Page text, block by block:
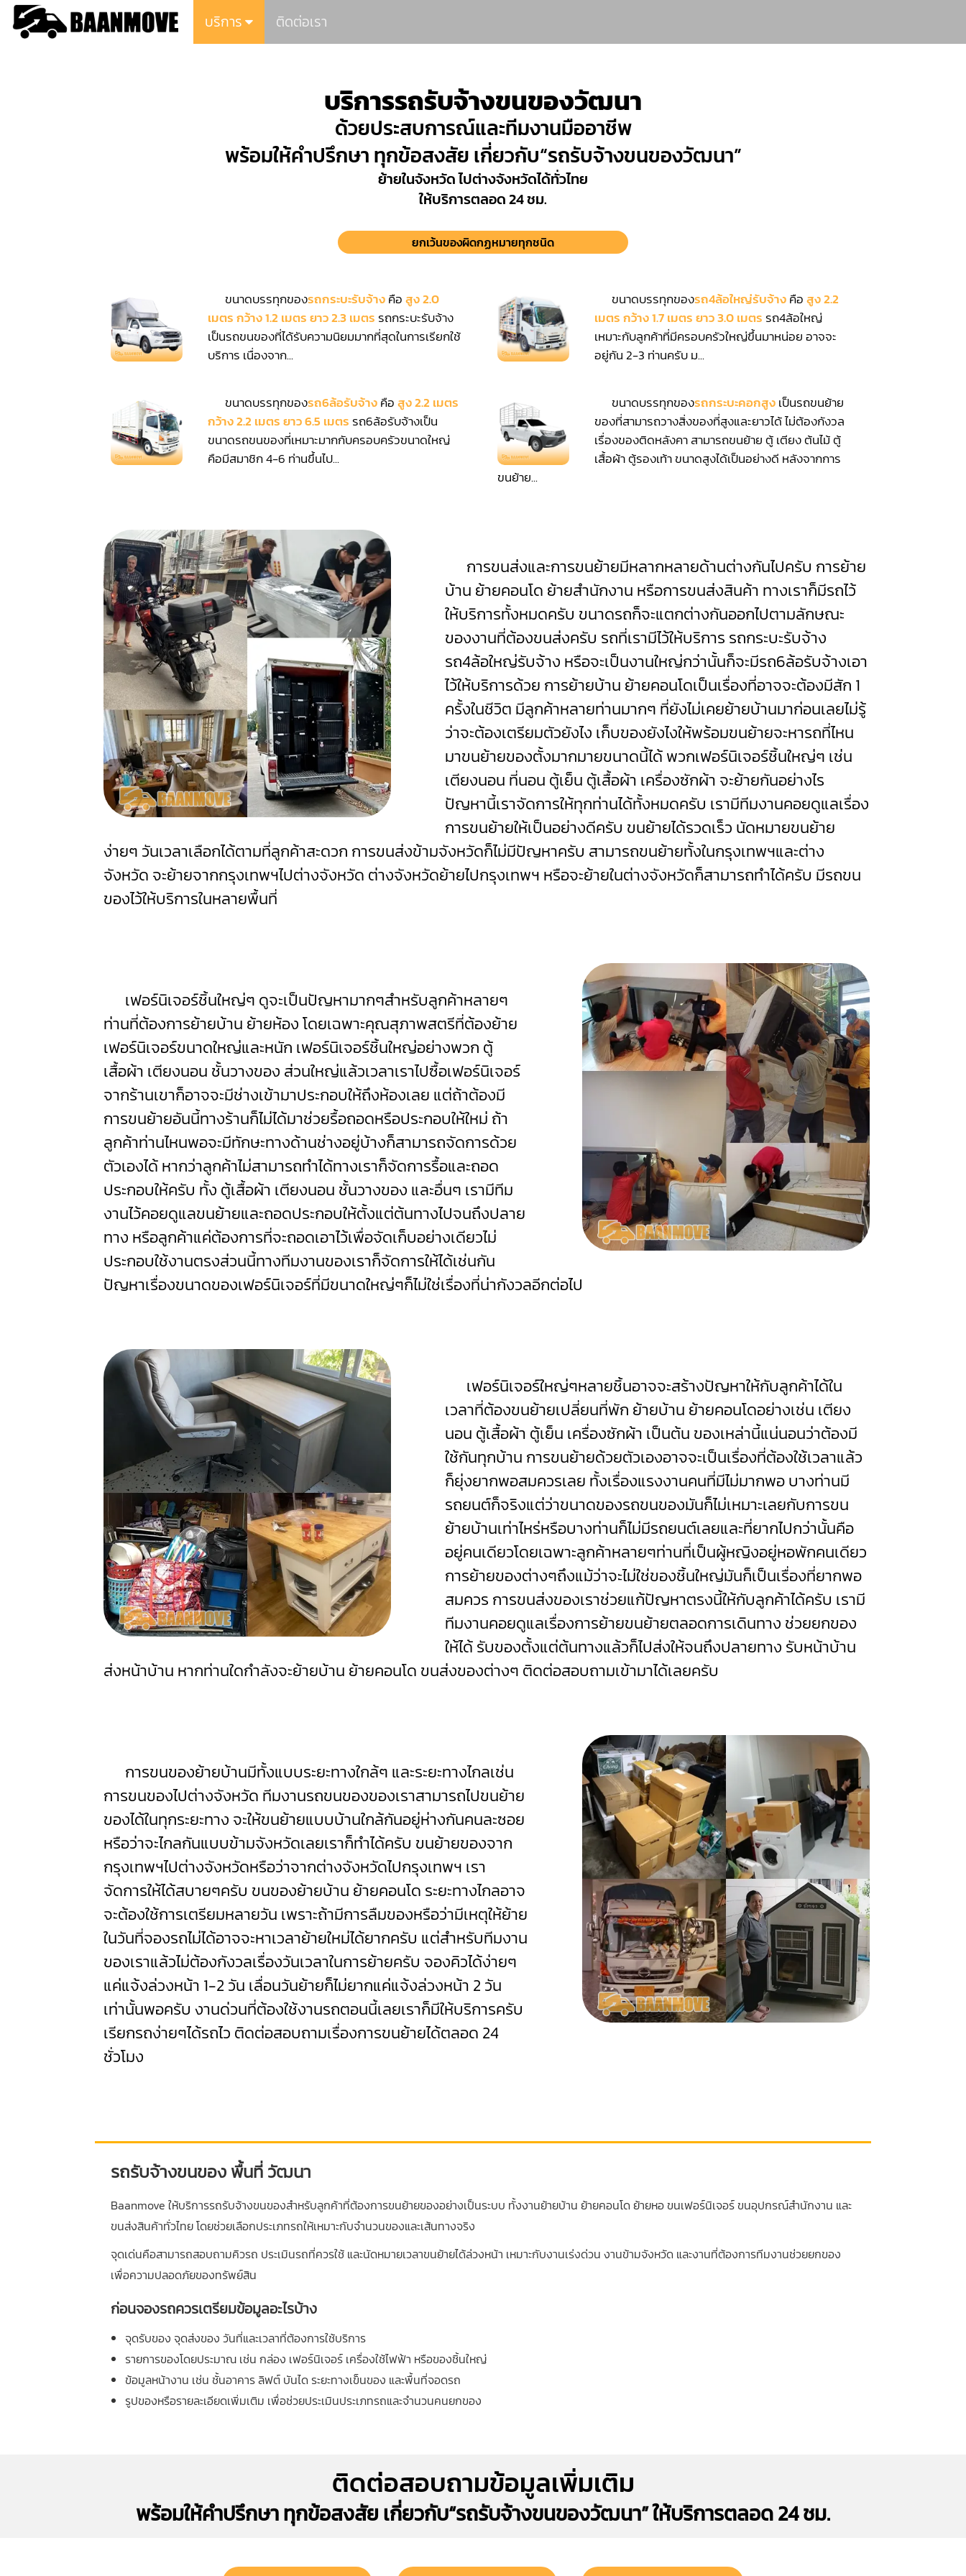
บริการ ติดต่อเรา
บริการรถรับจ้างขนของวัฒนา
ด้วยประสบการณ์และทีมงานมืออาชีพ
พร้อมให้คำปรึกษา ทุกข้อสงสัย เกี่ยวกับ“รถรับจ้างขนของวัฒนา”
ย้ายในจังหวัด ไปต่างจังหวัดได้ทั่วไทย
ให้บริการตลอด 24 ชม.
ยกเว้นของผิดกฏหมายทุกชนิด
ขนาดบรรทุกของรถกระบะรับจ้างคือสูง 2.0
เมตร กว้าง 1.2 เมตร ยาว 2.3 เมตรรถกระบะรับจ้าง
เป็นรถขนของที่ได้รับความนิยมมากที่สุดในการเรียกใช้
บริการ เนื่องจาก...
ขนาดบรรทุกของรถ4ล้อใหญ่รับจ้างคือสูง 2.2
เมตร กว้าง 1.7 เมตร ยาว 3.0 เมตรรถ4ล้อใหญ่
เหมาะกับลูกค้าที่มีครอบครัวใหญ่ขึ้นมาหน่อย อาจจะ
อยู่กัน 2-3 ท่านครับ ม...
ขนาดบรรทุกของรถ6ล้อรับจ้างคือสูง 2.2 เมตร
กว้าง 2.2 เมตร ยาว 6.5 เมตรรถ6ล้อรับจ้างเป็น
ขนาดรถขนของที่เหมาะมากกับครอบครัวขนาดใหญ่
คือมีสมาชิก 4-6 ท่านขึ้นไป...
ขนาดบรรทุกของรถกระบะคอกสูงเป็นรถขนย้าย
ของที่สามารถวางสิ่งของที่สูงและยาวได้ ไม่ต้องกังวล
เรื่องของติดหลังคา สามารถขนย้าย ตู้ เตียง ต้นไม้ ตู้
เสื้อผ้า ตู้รองเท้า ขนาดสูงได้เป็นอย่างดี หลังจากการ
ขนย้าย...
การขนส่งและการขนย้ายมีหลากหลายด้านต่างกันไปครับ การย้าย
บ้าน ย้ายคอนโด ย้ายสำนักงาน หรือการขนส่งสินค้า ทางเราก็มีรถไว้
ให้บริการทั้งหมดครับ ขนาดรถก็จะแตกต่างกันออกไปตามลักษณะ
ของงานที่ต้องขนส่งครับ รถที่เรามีไว้ให้บริการ รถกระบะรับจ้าง
รถ4ล้อใหญ่รับจ้าง หรือจะเป็นงานใหญ่กว่านั้นก็จะมีรถ6ล้อรับจ้างเอา
ไว้ให้บริการด้วย การย้ายบ้าน ย้ายคอนโดเป็นเรื่องที่อาจจะต้องมีสัก 1
ครั้งในชีวิต มีลูกค้าหลายท่านมากๆ ที่ยังไม่เคยย้ายบ้านมาก่อนเลยไม่รู้
ว่าจะต้องเตรียมตัวยังไง เก็บของยังไงให้พร้อมขนย้ายจะหารถที่ไหน
มาขนย้ายของตั้งมากมายขนาดนี้ได้ พวกเฟอร์นิเจอร์ชิ้นใหญ่ๆ เช่น
เตียงนอน ที่นอน ตู้เย็น ตู้เสื้อผ้า เครื่องซักผ้า จะย้ายกันอย่างไร
ปัญหานี้เราจัดการให้ทุกท่านได้ทั้งหมดครับ เรามีทีมงานคอยดูแลเรื่อง
การขนย้ายให้เป็นอย่างดีครับ ขนย้ายได้รวดเร็ว นัดหมายขนย้าย
ง่ายๆ วันเวลาเลือกได้ตามที่ลูกค้าสะดวก การขนส่งข้ามจังหวัดก็ไม่มีปัญหาครับ สามารถขนย้ายทั้งในกรุงเทพฯและต่าง
จังหวัด จะย้ายจากกรุงเทพฯไปต่างจังหวัด ต่างจังหวัดย้ายไปกรุงเทพฯ หรือจะย้ายในต่างจังหวัดก็สามารถทำได้ครับ มีรถขน
ของไว้ให้บริการในหลายพื้นที่
เฟอร์นิเจอร์ชิ้นใหญ่ๆ ดูจะเป็นปัญหามากๆสำหรับลูกค้าหลายๆ
ท่านที่ต้องการย้ายบ้าน ย้ายห้อง โดยเฉพาะคุณสุภาพสตรีที่ต้องย้าย
เฟอร์นิเจอร์ขนาดใหญ่และหนัก เฟอร์นิเจอร์ชิ้นใหญ่อย่างพวก ตู้
เสื้อผ้า เตียงนอน ชั้นวางของ ส่วนใหญ่แล้วเวลาเราไปซื้อเฟอร์นิเจอร์
จากร้านเขาก็อาจจะมีช่างเข้ามาประกอบให้ถึงห้องเลย แต่ถ้าต้องมี
การขนย้ายอันนี้ทางร้านก็ไม่ได้มาช่วยรื้อถอดหรือประกอบให้ใหม่ ถ้า
ลูกค้าท่านไหนพอจะมีทักษะทางด้านช่างอยู่บ้างก็สามารถจัดการด้วย
ตัวเองได้ หากว่าลูกค้าไม่สามารถทำได้ทางเราก็จัดการรื้อและถอด
ประกอบให้ครับ ทั้ง ตู้เสื้อผ้า เตียงนอน ชั้นวางของ และอื่นๆ เรามีทีม
งานไว้คอยดูแลขนย้ายและถอดประกอบให้ตั้งแต่ต้นทางไปจนถึงปลาย
ทาง หรือลูกค้าแค่ต้องการที่จะถอดเอาไว้เพื่อจัดเก็บอย่างเดียวไม่
ประกอบใช้งานตรงส่วนนี้ทางทีมงานของเราก็จัดการให้ได้เช่นกัน
ปัญหาเรื่องขนาดของเฟอร์นิเจอร์ที่มีขนาดใหญ่ๆก็ไม่ใช่เรื่องที่น่ากังวลอีกต่อไป
เฟอร์นิเจอร์ใหญ่ๆหลายชิ้นอาจจะสร้างปัญหาให้กับลูกค้าได้ใน
เวลาที่ต้องขนย้ายเปลี่ยนที่พัก ย้ายบ้าน ย้ายคอนโดอย่างเช่น เตียง
นอน ตู้เสื้อผ้า ตู้เย็น เครื่องซักผ้า เป็นต้น ของเหล่านี้แน่นอนว่าต้องมี
ใช้กันทุกบ้าน การขนย้ายด้วยตัวเองอาจจะเป็นเรื่องที่ต้องใช้เวลาแล้ว
ก็ยุ่งยากพอสมควรเลย ทั้งเรื่องแรงงานคนที่มีไม่มากพอ บางท่านมี
รถยนต์ก็จริงแต่ว่าขนาดของรถขนของมันก็ไม่เหมาะเลยกับการขน
ย้ายบ้านเท่าไหร่หรือบางท่านก็ไม่มีรถยนต์เลยและที่ยากไปกว่านั้นคือ
อยู่คนเดียวโดยเฉพาะลูกค้าหลายๆท่านที่เป็นผู้หญิงอยู่หอพักคนเดียว
การย้ายของต่างๆถึงแม้ว่าจะไม่ใช่ของชิ้นใหญ่มันก็เป็นเรื่องที่ยากพอ
สมควร การขนส่งของเราช่วยแก้ปัญหาตรงนี้ให้กับลูกค้าได้ครับ เรามี
ทีมงานคอยดูแลเรื่องการย้ายขนย้ายตลอดการเดินทาง ช่วยยกของ
ให้ได้ รับของตั้งแต่ต้นทางแล้วก็ไปส่งให้จนถึงปลายทาง รับหน้าบ้าน
ส่งหน้าบ้าน หากท่านใดกำลังจะย้ายบ้าน ย้ายคอนโด ขนส่งของต่างๆ ติดต่อสอบถามเข้ามาได้เลยครับ
การขนของย้ายบ้านมีทั้งแบบระยะทางใกล้ๆ และระยะทางไกลเช่น
การขนของไปต่างจังหวัด ทีมงานรถขนของของเราสามารถไปขนย้าย
ของได้ในทุกระยะทาง จะให้ขนย้ายแบบบ้านใกล้กันอยู่ห่างกันคนละซอย
หรือว่าจะไกลกันแบบข้ามจังหวัดเลยเราก็ทำได้ครับ ขนย้ายของจาก
กรุงเทพฯไปต่างจังหวัดหรือว่าจากต่างจังหวัดไปกรุงเทพฯ เรา
จัดการให้ได้สบายๆครับ ขนของย้ายบ้าน ย้ายคอนโด ระยะทางไกลอาจ
จะต้องใช้การเตรียมหลายวัน เพราะถ้ามีการลืมของหรือว่ามีเหตุให้ย้าย
ในวันที่จองรถไม่ได้อาจจะหาเวลาย้ายใหม่ได้ยากครับ แต่สำหรับทีมงาน
ของเราแล้วไม่ต้องกังวลเรื่องวันเวลาในการย้ายครับ จองคิวได้ง่ายๆ
แค่แจ้งล่วงหน้า 1-2 วัน เลื่อนวันย้ายก็ไม่ยากแค่แจ้งล่วงหน้า 2 วัน
เท่านั้นพอครับ งานด่วนที่ต้องใช้งานรถตอนนี้เลยเราก็มีให้บริการครับ
เรียกรถง่ายๆได้รถไว ติดต่อสอบถามเรื่องการขนย้ายได้ตลอด 24
ชั่วโมง
รถรับจ้างขนของ พื้นที่ วัฒนา
Baanmove ให้บริการรถรับจ้างขนของสำหรับลูกค้าที่ต้องการขนย้ายของอย่างเป็นระบบ ทั้งงานย้ายบ้าน ย้ายคอนโด ย้ายหอ ขนเฟอร์นิเจอร์ ขนอุปกรณ์สำนักงาน และ
ขนส่งสินค้าทั่วไทย โดยช่วยเลือกประเภทรถให้เหมาะกับจำนวนของและเส้นทางจริง
จุดเด่นคือสามารถสอบถามคิวรถ ประเมินรถที่ควรใช้ และนัดหมายเวลาขนย้ายได้ล่วงหน้า เหมาะกับงานเร่งด่วน งานข้ามจังหวัด และงานที่ต้องการทีมงานช่วยยกของ
เพื่อความปลอดภัยของทรัพย์สิน
ก่อนจองรถควรเตรียมข้อมูลอะไรบ้าง
จุดรับของ จุดส่งของ วันที่และเวลาที่ต้องการใช้บริการ
รายการของโดยประมาณ เช่น กล่อง เฟอร์นิเจอร์ เครื่องใช้ไฟฟ้า หรือของชิ้นใหญ่
ข้อมูลหน้างาน เช่น ชั้นอาคาร ลิฟต์ บันได ระยะทางเข็นของ และพื้นที่จอดรถ
รูปของหรือรายละเอียดเพิ่มเติม เพื่อช่วยประเมินประเภทรถและจำนวนคนยกของ
ติดต่อสอบถามข้อมูลเพิ่มเติม
พร้อมให้คำปรึกษา ทุกข้อสงสัย เกี่ยวกับ“รถรับจ้างขนของวัฒนา” ให้บริการตลอด 24 ชม.